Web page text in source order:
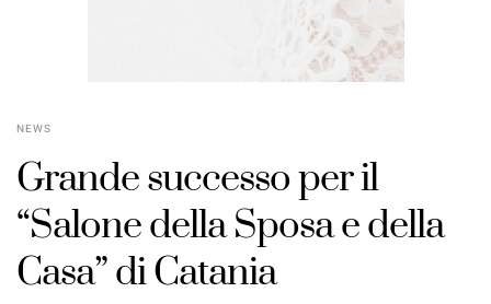
NEWS
Grande successo per il
“Salone della Sposa e della
Casa” di Catania